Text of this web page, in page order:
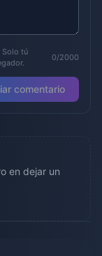
Solo tú
0/2000
comentario
en dejar un